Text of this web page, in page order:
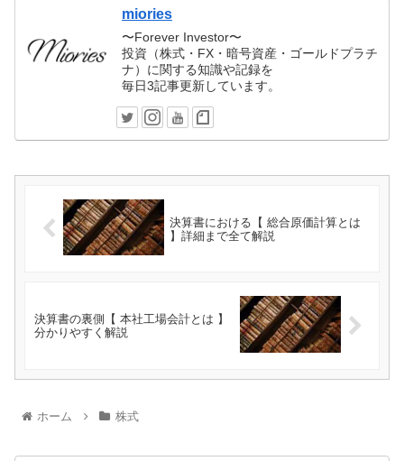
miories
〜Forever Investor〜
投資（株式・FX・暗号資産・ゴールドプラチ
ナ）に関する知識や記録を
毎日3記事更新しています。
決算書における【 総合原価計算とは
】詳細まで全て解説
決算書の裏側【 本社工場会計とは 】
分かりやすく解説
ホーム 株式